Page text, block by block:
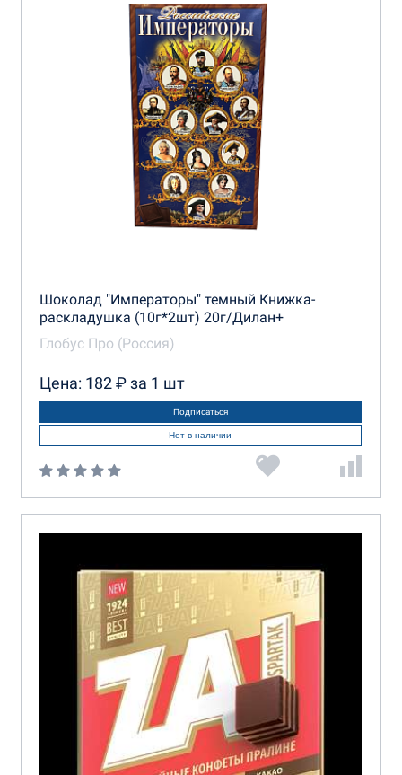
Шоколад "Императоры" темный Книжка-
раскладушка (10г*2шт) 20г/Дилан+
Глобус Про (Россия)
Цена: 182 ₽ за 1 шт
Подписаться
Нет в наличии